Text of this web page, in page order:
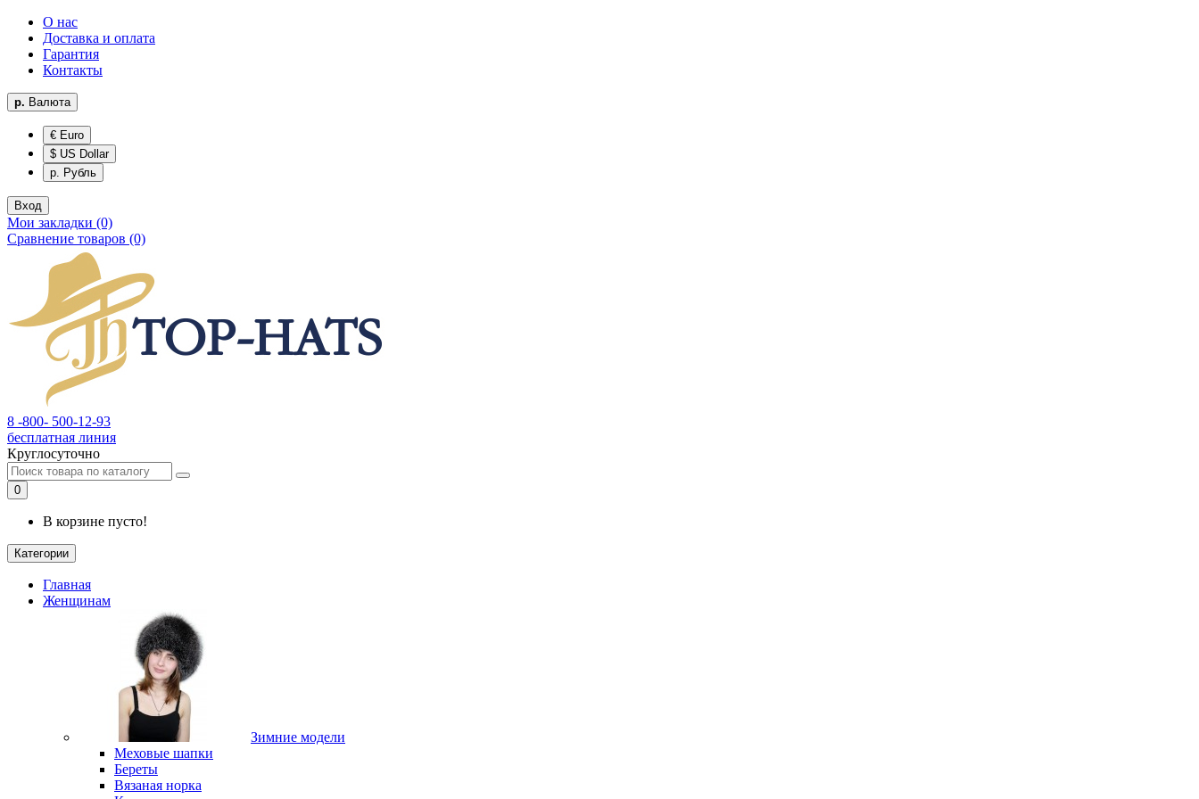
О нас
Доставка и оплата
Гарантия
Контакты
р. Валюта
€ Euro
$ US Dollar
р. Рубль
Вход
Мои закладки (0)
Сравнение товаров (0)
8 -800- 500-12-93
бесплатная линия
Круглосуточно
0
В корзине пусто!
Категории
Главная
Женщинам
Зимние модели
Меховые шапки
Береты
Вязаная норка